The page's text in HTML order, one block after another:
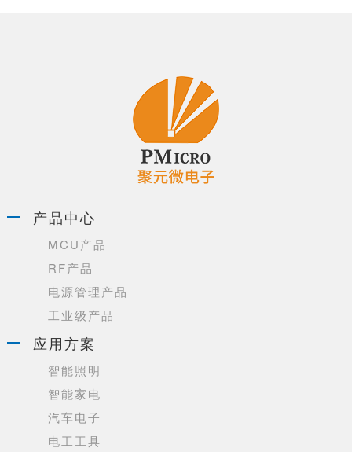
产品中心
MCU产品
RF产品
电源管理产品
工业级产品
应用方案
智能照明
智能家电
汽车电子
电工工具